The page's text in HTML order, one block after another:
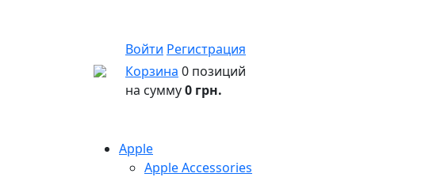
Войти Регистрация
Корзина 0 позиций
на сумму0 грн.
Apple
Apple Accessories